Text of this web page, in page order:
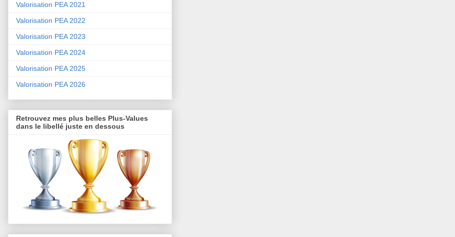
Valorisation PEA 2021
Valorisation PEA 2022
Valorisation PEA 2023
Valorisation PEA 2024
Valorisation PEA 2025
Valorisation PEA 2026
Retrouvez mes plus belles Plus-Values
dans le libellé juste en dessous